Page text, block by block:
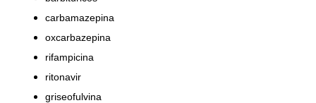
carbamazepina
oxcarbazepina
rifampicina
ritonavir
griseofulvina